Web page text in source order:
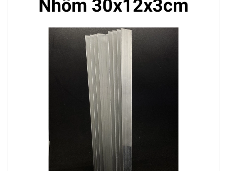
Nhôm 30x12x3cm